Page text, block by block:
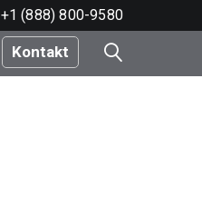
+1 (888) 800-9580
Kontakt